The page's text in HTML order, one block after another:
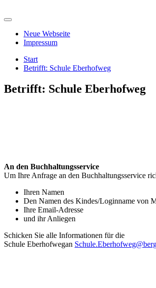
Inhalt
Neue Webseite
Impressum
Start
Betrifft: Schule Eberhofweg
Betrifft: Schule Eberhofweg
An den Buchhaltungsservice
Um Ihre Anfrage an den Buchhaltungsservice
Ihren Namen
Den Namen des Kindes/Loginname von
Ihre Email-Adresse
und ihr Anliegen
Schicken Sie alle Informationen für die
Schule Eberhofwegan